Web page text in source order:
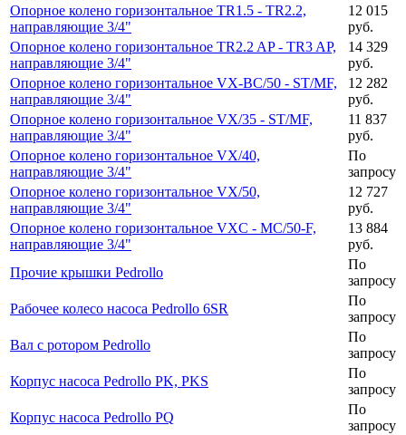
Опорное колено горизонтальное TR1.5 - TR2.2,
направляющие 3/4"
12 015
руб.
Опорное колено горизонтальное TR2.2 AP - TR3 AP,
направляющие 3/4"
14 329
руб.
Опорное колено горизонтальное VX-BC/50 - ST/MF,
направляющие 3/4"
12 282
руб.
Опорное колено горизонтальное VX/35 - ST/MF,
направляющие 3/4"
11 837
руб.
Опорное колено горизонтальное VX/40,
направляющие 3/4"
По
запросу
Опорное колено горизонтальное VX/50,
направляющие 3/4"
12 727
руб.
Опорное колено горизонтальное VXC - MC/50-F,
направляющие 3/4"
13 884
руб.
Прочие крышки Pedrollo
По
запросу
Рабочее колесо насоса Pedrollo 6SR
По
запросу
Вал с ротором Pedrollo
По
запросу
Корпус насоса Pedrollo PK, PKS
По
запросу
Корпус насоса Pedrollo PQ
По
запросу